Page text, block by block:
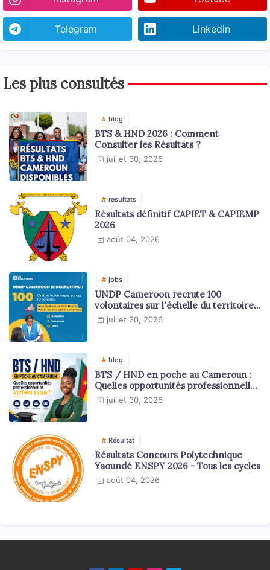
Telegram Linkedin
Les plus consultés
blog
BTS & HND 2026 : Comment
Consulter les Résultats ?
juillet 30, 2026
resultats
Résultats définitif CAPIET & CAPIEMP
2026
août 04, 2026
jobs
UNDP Cameroon recrute 100
volontaires sur l'échelle du territoire
national
juillet 30, 2026
blog
BTS / HND en poche au Cameroun :
Quelles opportunités professionnelles
s'offrent à vous ?
juillet 30, 2026
Résultat
Résultats Concours Polytechnique
Yaoundé ENSPY 2026 - Tous les cycles
août 04, 2026